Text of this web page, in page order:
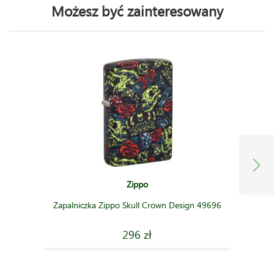
Możesz być zainteresowany
Zippo
Zapalniczka Zippo Skull Crown Design 49696
296 zł